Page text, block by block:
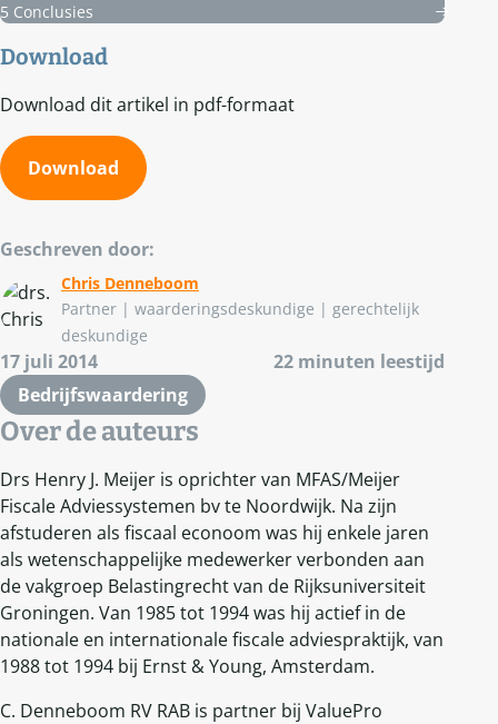
5 Conclusies
Download
Download dit artikel in pdf-formaat
Download
Geschreven door:
Chris Denneboom
Partner | waarderingsdeskundige | gerechtelijk
deskundige
17 juli 2014
22 minuten leestijd
Bedrijfswaardering
Over de auteurs
Drs Henry J. Meijer is oprichter van MFAS/Meijer
Fiscale Adviessystemen bv te Noordwijk. Na zijn
afstuderen als fiscaal econoom was hij enkele jaren
als wetenschappelijke medewerker verbonden aan
de vakgroep Belastingrecht van de Rijksuniversiteit
Groningen. Van 1985 tot 1994 was hij actief in de
nationale en internationale fiscale adviespraktijk, van
1988 tot 1994 bij Ernst & Young, Amsterdam.
C. Denneboom RV RAB is partner bij ValuePro